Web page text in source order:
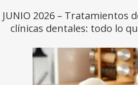
JUNIO 2026 – Tratamientos
clínicas dentales: todo lo